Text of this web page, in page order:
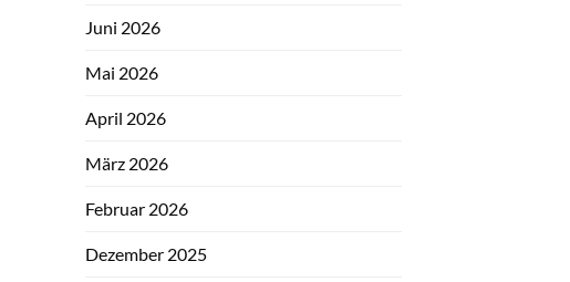
Juni 2026
Mai 2026
April 2026
März 2026
Februar 2026
Dezember 2025